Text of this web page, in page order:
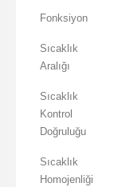
Fonksiyon
Sıcaklık
Aralığı
Sıcaklık
Kontrol
Doğruluğu
Sıcaklık
Homojenliği